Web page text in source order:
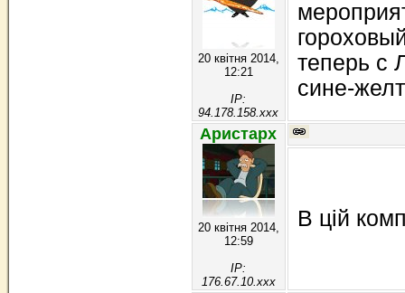
20 квітня 2014,
12:21
IP:
94.178.158.xxx
теперь с
сине-
Аристарх
20 квітня 2014,
12:59
IP:
176.67.10.xxx
В цій